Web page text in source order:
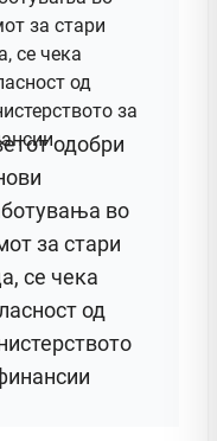
одобри
во
за стари
се чека
од